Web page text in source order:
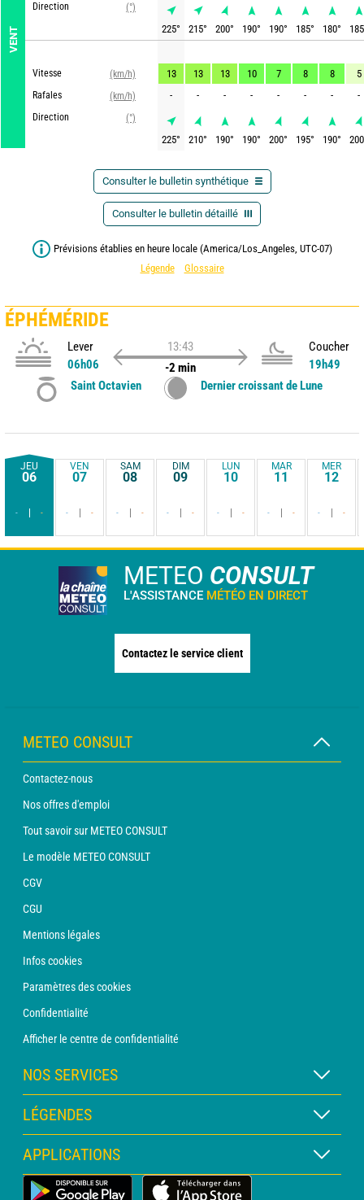
VENT
Direction
(°)
Vitesse
(km/h)
Rafales
(km/h)
Direction
(°)
225° 215° 200° 190° 190° 185° 180° 185
13 13 13 10 7 8 8
5
-
- - - - - - -
225° 210° 190° 190° 200° 195° 190° 200
Consulter le bulletin synthétique
Consulter le bulletin détaillé
Prévisions établies en heure locale (America/Los_Angeles, UTC-07)
Légende
Glossaire
ÉPHÉMÉRIDE
Lever
06h06
13:43
-2 min
Coucher
19h49
Saint Octavien
Dernier croissant de Lune
JEU
06
- -
VEN
07
- -
SAM
08
- -
DIM
09
- -
LUN
10
- -
MAR
11
- -
MER
12
- -
METEO CONSULT
L'ASSISTANCE MÉTÉO EN DIRECT
Contactez le service client
METEO CONSULT
Contactez-nous
Nos offres d'emploi
Tout savoir sur METEO CONSULT
Le modèle METEO CONSULT
CGV
CGU
Mentions légales
Infos cookies
Paramètres des cookies
Confidentialité
Afficher le centre de confidentialité
NOS SERVICES
Abonnement METEO Xpert
Abonnement METEO PRO
Consultation avec un prévisionniste
Bulletin PRO
LÉGENDES
Légende des cartes
Légende des pictogrammes
APPLICATIONS
Application Météo Terrestre